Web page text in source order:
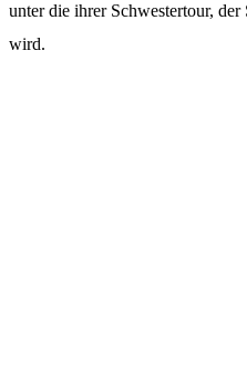
unter die ihrer Schwestertour,
wird.